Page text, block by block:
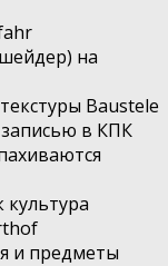
на
Baustele
в КПК
культура
и предметы